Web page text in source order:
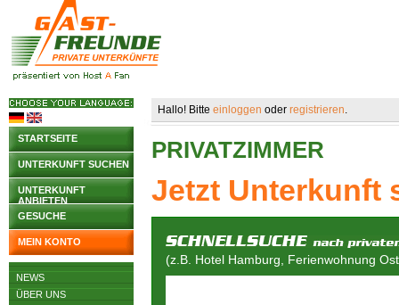
STARTSEITE
UNTERKUNFT SUCHEN
UNTERKUNFT
ANBIETEN
GESUCHE
MEIN KONTO
NEWS
ÜBER UNS
Hallo! Bitte einloggen oder registrieren.
PRIVATZIMMER
Jetzt Unterkunft
(z.B. Hotel Hamburg, Ferienwohnung